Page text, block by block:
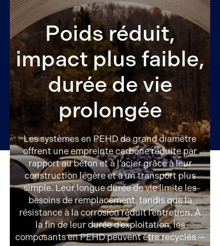
Poids réduit,
impact plus faible,
durée de vie
prolongée
Les systèmes en PEHD de grand diamètre
offrent une empreinte carbone réduite par
rapport au béton et à l’acier grâce à leur
construction légère et à un transport plus
simple. Leur longue durée de vie limite les
besoins de remplacement, tandis que la
résistance à la corrosion réduit l’entretien. À
la fin de leur durée d’exploitation, les
composants en PEHD peuvent être recyclés —